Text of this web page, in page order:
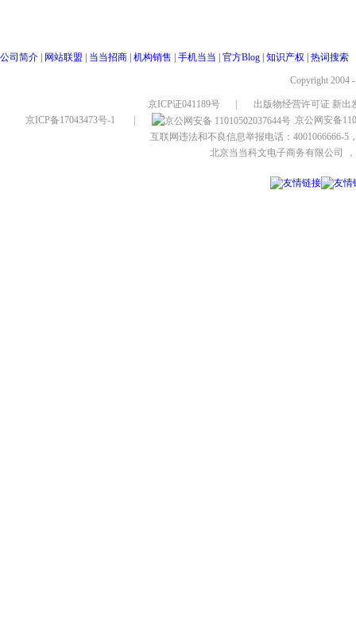
公司简介 网站联盟 当当招商 机构销售 手机当当 官方Blog 知识产权 热词搜索
Copyright 2004
京ICP证041189号
出版物经营许可证 新出
京ICP备17043473号-1
京公网安备
互联网违法和不良信息举报电话：4001066666-5
北京当当科文电子商务有限公司